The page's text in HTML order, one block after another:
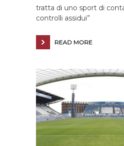
tratta di uno sport di
controlli assidui”
READ MORE